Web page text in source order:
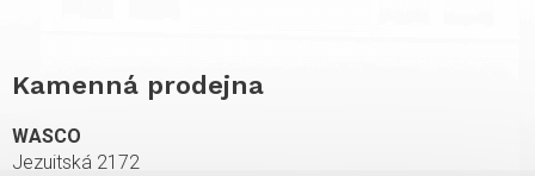
Kamenná prodejna
WASCO
Jezuitská 2172